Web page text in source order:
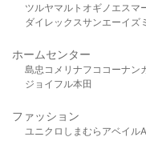
ツルヤマルト オギノ エスマ
ダイレックスサンエーイズ
ホームセンター
島忠 コメリ ナフコ コーナン
ジョイフル本田
ファッション
ユニクロ しまむら アベイル